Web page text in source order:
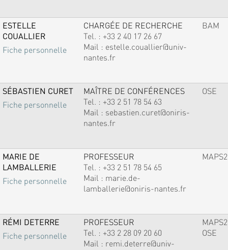
ESTELLE
COUALLIER
Fiche personnelle
CHARGÉE DE RECHERCHE
Tel. : +33 2 40 17 26 67
Mail : estelle.couallier@univ-
nantes.fr
BAM
SÉBASTIEN CURET
Fiche personnelle
MAÎTRE DE CONFÉRENCES
Tel. : +33 2 51 78 54 63
Mail : sebastien.curet@oniris-
nantes.fr
OSE
MARIE DE
LAMBALLERIE
Fiche personnelle
PROFESSEUR
Tel. : +33 2 51 78 54 65
Mail : marie.de-
lamballerie@oniris-nantes.fr
MAPS2
RÉMI DETERRE
Fiche personnelle
PROFESSEUR
Tel. : +33 2 28 09 20 60
Mail : remi.deterre@univ-
MAPS2
OSE